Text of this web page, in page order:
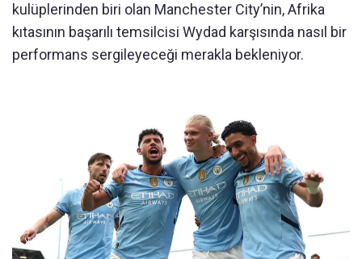
kulüplerinden biri olan Manchester City’nin, Afrika
kıtasının başarılı temsilcisi Wydad karşısında nasıl bir
performans sergileyeceği merakla bekleniyor.